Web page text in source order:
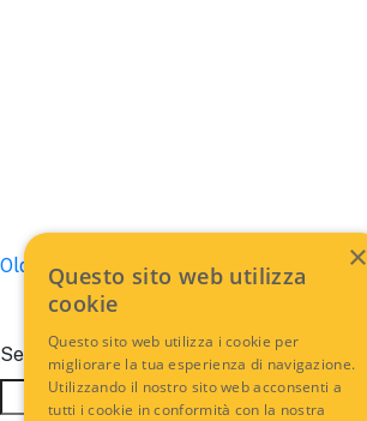
Posts
navigation
Older posts
Search
Search
×
Questo sito web utilizza
cookie
Questo sito web utilizza i cookie per
migliorare la tua esperienza di navigazione.
Utilizzando il nostro sito web acconsenti a
tutti i cookie in conformità con la nostra